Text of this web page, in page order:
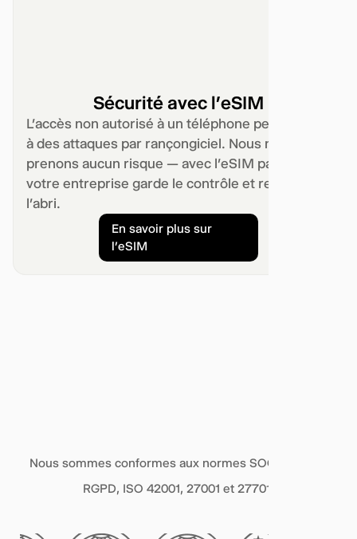
Sécurité avec l’eSIM
L’accès non autorisé à un téléphone peut mener
à des attaques par rançongiciel. Nous ne
prenons aucun risque — avec l’eSIM par défaut,
votre entreprise garde le contrôle et reste à
l’abri.
En savoir plus sur
l’eSIM
Nous sommes conformes aux normes SOC 2 Type II,
RGPD, ISO 42001, 27001 et 27701.